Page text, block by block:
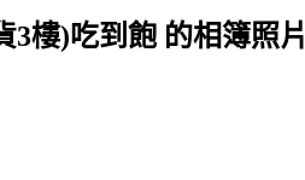
3樓)吃到飽 的相簿照片